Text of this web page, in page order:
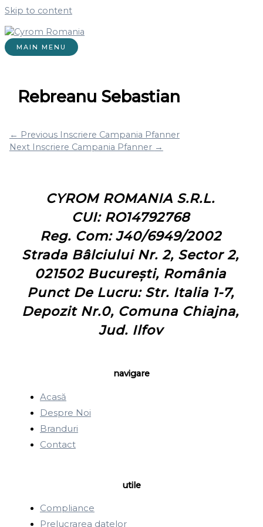
Skip to content
MAIN MENU
Rebreanu Sebastian
← Previous Inscriere Campania Pfanner
Next Inscriere Campania Pfanner →
CYROM ROMANIA S.R.L.
CUI: RO14792768
Reg. Com: J40/6949/2002
Strada Bâlciului Nr. 2, Sector 2,
021502 București, România
Punct De Lucru: Str. Italia 1-7,
Depozit Nr.0, Comuna Chiajna,
Jud. Ilfov
navigare
Acasă
Despre Noi
Branduri
Contact
utile
Compliance
Prelucrarea datelor